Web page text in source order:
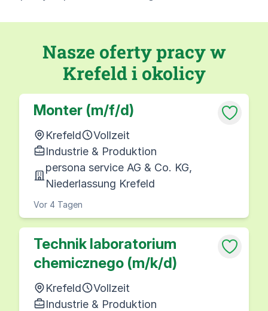
Nasze oferty pracy w
Krefeld i okolicy
Monter (m/f/d)
Krefeld
Vollzeit
Industrie & Produktion
persona service AG & Co. KG,
Niederlassung Krefeld
Vor 4 Tagen
Technik laboratorium
chemicznego (m/k/d)
Krefeld
Vollzeit
Industrie & Produktion